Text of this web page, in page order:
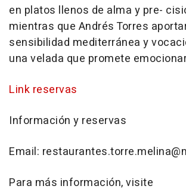
en platos llenos de alma y pre-
mientras que Andrés Torres
sensibilidad mediterránea y
una velada que promete
Link reservas
Información y reservas
Email:
Para más información, visite